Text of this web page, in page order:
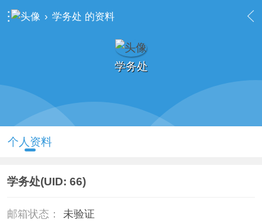
› 学务处 的资料
学务处
个人资料
学务处(UID: 66)
邮箱状态：
未验证